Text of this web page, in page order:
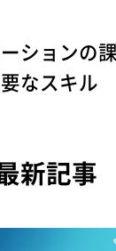
ションの
なスキル
新記事